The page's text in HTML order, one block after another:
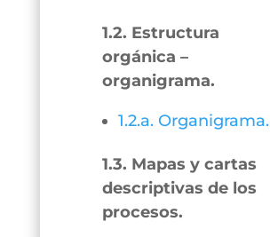
1.2. Estructura
orgánica –
organigrama.
1.2.a. Organigrama.
1.3. Mapas y cartas
descriptivas de los
procesos.